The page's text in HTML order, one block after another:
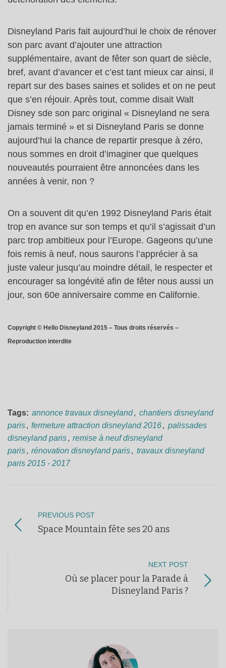
Disneyland Paris fait aujourd’hui le choix de rénover
son parc avant d’ajouter une attraction
supplémentaire, avant de fêter son quart de siècle,
bref, avant d’avancer et c’est tant mieux car ainsi, il
repart sur des bases saines et solides et on ne peut
que s’en réjouir. Après tout, comme disait Walt
Disney sde son parc original « Disneyland ne sera
jamais terminé » et si Disneyland Paris se donne
aujourd’hui la chance de repartir presque à zéro,
nous sommes en droit d’imaginer que quelques
nouveautés pourraient être annoncées dans les
années à venir, non ?
On a souvent dit qu’en 1992 Disneyland Paris était
trop en avance sur son temps et qu’il s’agissait d’un
parc trop ambitieux pour l’Europe. Gageons qu’une
fois remis à neuf, nous saurons l’apprécier à sa
juste valeur jusqu’au moindre détail, le respecter et
encourager sa longévité afin de fêter nous aussi un
jour, son 60e anniversaire comme en Californie.
Copyright © Hello Disneyland 2015 – Tous droits réservés –
Reproduction interdite
Tags: annonce travaux disneyland
chantiers disneyland
paris
fermeture attraction disneyland 2016
palissades
disneyland paris
remise à neuf disneyland
paris
rénovation disneyland paris
travaux disneyland
paris 2015 - 2017
PREVIOUS POST
Space Mountain fête ses 20 ans
NEXT POST
Où se placer pour la Parade à
Disneyland Paris ?